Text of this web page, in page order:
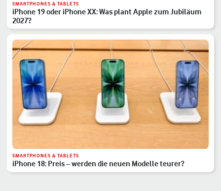
SMARTPHONES & TABLETS
iPhone 19 oder iPhone XX: Was plant Apple zum Jubiläum
2027?
SMARTPHONES & TABLETS
iPhone 18: Preis – werden die neuen Modelle teurer?